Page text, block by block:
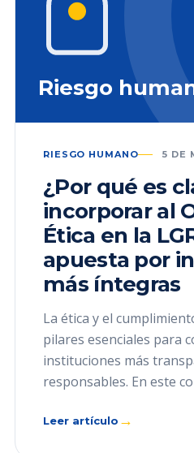
Riesgo
RIESGO HUMANO 5 DE
¿Por qué es
incorporar al
Ética en la
apuesta por
más íntegras
La ética y el
pilares esenciales para
instituciones más
responsables. En este
Leer artículo →